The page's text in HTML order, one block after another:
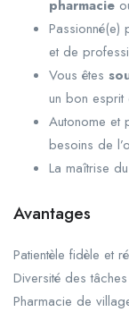
pharmacie
Passionné(e)
et de
Vous êtes
un bon esprit
Autonome et
besoins de
La maîtrise
Avantages
Patientèle fidèle et
Diversité des
Pharmacie de